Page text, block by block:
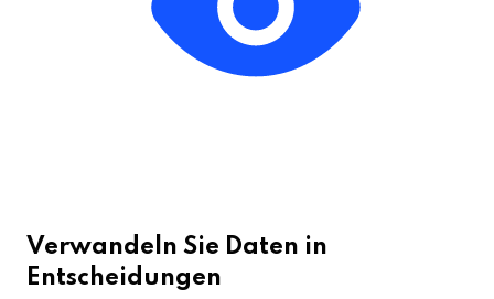
Verwandeln Sie Daten in
Entscheidungen